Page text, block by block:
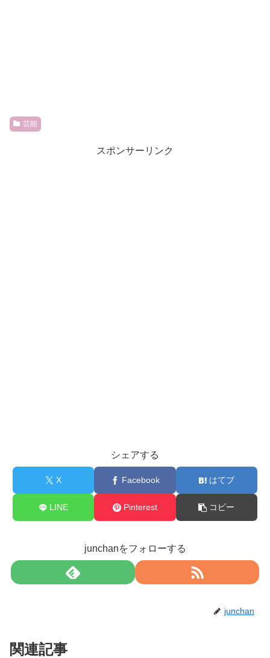
芸能
スポンサーリンク
シェアする
X Facebook はてブ
LINE Pinterest コピー
junchanをフォローする
junchan
関連記事